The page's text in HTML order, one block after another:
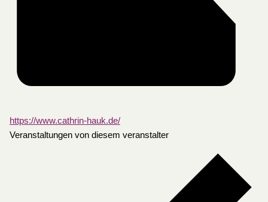
https://www.cathrin-hauk.de/
Veranstaltungen von diesem veranstalter